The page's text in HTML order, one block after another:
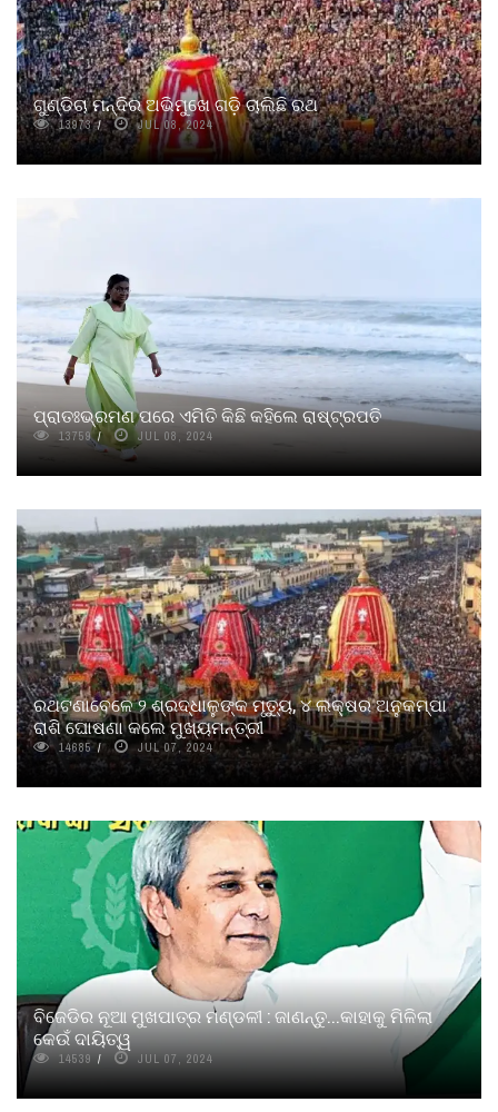
ଗୁଣ୍ଡିଚା ମନ୍ଦିର ଅଭିମୁଖେ ଗଡ଼ି ଚାଲିଛି ରଥ
13973 JUL 08, 2024
ପ୍ରାତଃଭ୍ରମଣ ପରେ ଏମିତି କିଛି କହିଲେ ରାଷ୍ଟ୍ରପତି
13759 JUL 08, 2024
ରଥଟଣାବେଳେ ୨ ଶ୍ରଦ୍ଧାଳୁଙ୍କ ମୃତ୍ୟୁ, ୪ ଲକ୍ଷର ଅନୁକମ୍ପା
ରାଶି ଘୋଷଣା କଲେ ମୁଖ୍ୟମନ୍ତ୍ରୀ
14685 JUL 07, 2024
ବିଜେଡିର ନୂଆ ମୁଖପାତ୍ର ମଣ୍ଡଳୀ : ଜାଣନ୍ତୁ...କାହାକୁ ମିଳିଲା
କେଉଁ ଦାୟିତ୍ୱ
14539 JUL 07, 2024